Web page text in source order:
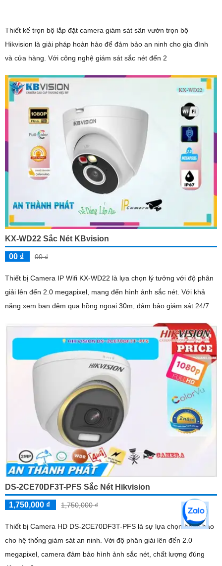
Thiết kế trọn bộ lắp đặt camera giám sát sân vườn trọn bộ
Hikvision là giải pháp hoàn hảo để đảm bảo an ninh cho gia đình
và cửa hàng. Với công nghệ giám sát sắc nét đến 2
KX-WD22 Sắc Nét KBvision
00 ₫ 00 ₫
Thiết bị Camera IP Wifi KX-WD22 là lựa chọn lý tưởng với độ phân
giải lên đến 2.0 megapixel, mang đến hình ảnh sắc nét. Với khả
năng xem ban đêm qua hồng ngoại 30m, đảm bảo giám sát 24/7
DS-2CE70DF3T-PFS Sắc Nét Hikvision
1,750,000 ₫ 1,750,000 ₫
Thiết bị Camera HD DS-2CE70DF3T-PFS là sự lựa chọn hoàn hảo
cho hệ thống giám sát an ninh. Với độ phân giải lên đến 2.0
megapixel, camera đảm bảo hình ảnh sắc nét, chất lượng đúng